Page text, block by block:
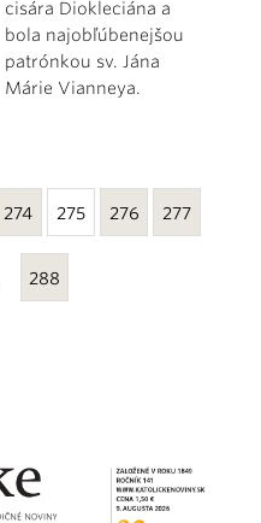
cisára Diokleciána a
bola najobľúbenejšou
patrónkou sv. Jána
Márie Vianneya.
274 275 276 277
288